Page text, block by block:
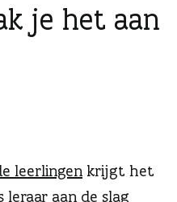
je het aan
leerlingenkrijgt het
leraar aan de slag